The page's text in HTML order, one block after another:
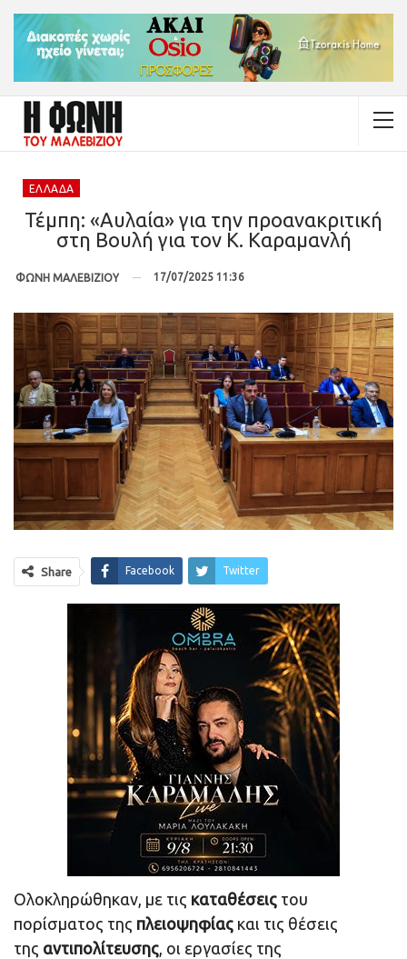
ΕΛΛΆΔΑ
Τέμπη: «Αυλαία» για την προανακριτική
στη Βουλή για τον Κ. Καραμανλή
ΦΩΝΗ ΜΑΛΕΒΙΖΙΟΥ 17/07/2025 11:36
Share Facebook Twitter
Ολοκληρώθηκαν, με τις καταθέσεις του
πορίσματος της πλειοψηφίας και τις θέσεις
της αντιπολίτευσης, οι εργασίες της